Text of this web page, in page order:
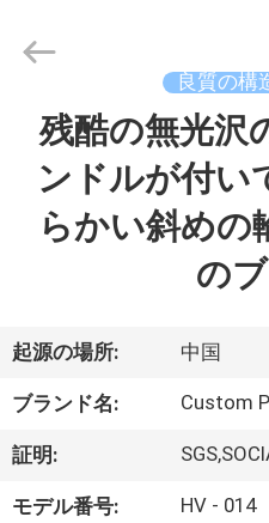
ク
ト
私
2017
Chanmy
Cosmetics
Reserved.
良質の構
残酷の無光沢
ンドルが付い
らかい斜めの
の
起源の場所: 中国
ブランド名: Custom
証明:
モデル番号: HV - 014